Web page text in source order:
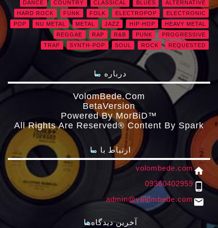
ALTERNATIVE
BLUES
CLASSICAL
COUNTRY
DANCE
ELECTRONIC
ELECTROPOP
FOLK
FUNK
HARD ROCK
HEAVY METAL
HIP-HOP
JAZZ
METAL
NU METAL
POP
PROGRESSIVE
PUNK
R&B
RAP
REGGAE
REQUESTED
ROCK
SOUL
SYNTH-POP
TRAP
درباره ما
VolomBede.com
ΒetaVersion
Powered By MorBiD™
All Rights Are Reserved® Content By Spark
ارتباط با ما
home
volombede.com
phone_android
09360402959
email
admin@volombede.com
آخرین دیدگاه‌ها